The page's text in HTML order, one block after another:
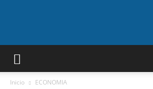
A.F.N
Inicio ECONOMIA